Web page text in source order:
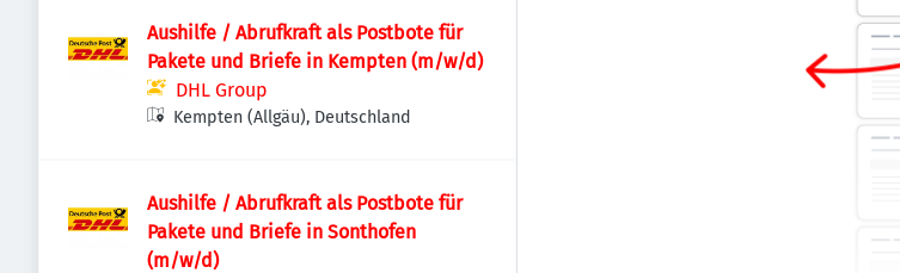
Aushilfe / Abrufkraft als Postbote für
Pakete und Briefe in Kempten (m/w/d)
DHL Group
Kempten (Allgäu), Deutschland
Aushilfe / Abrufkraft als Postbote für
Pakete und Briefe in Sonthofen
(m/w/d)